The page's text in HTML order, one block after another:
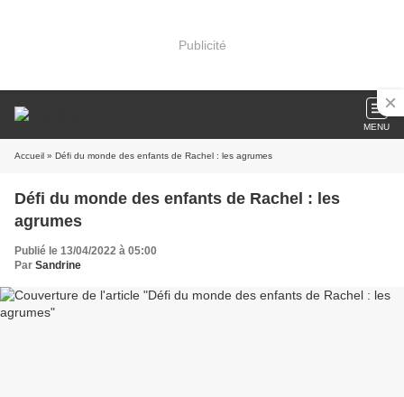
Publicité
MENU
Accueil » Défi du monde des enfants de Rachel : les agrumes
Défi du monde des enfants de Rachel : les
agrumes
Publié le 13/04/2022 à 05:00
Par Sandrine